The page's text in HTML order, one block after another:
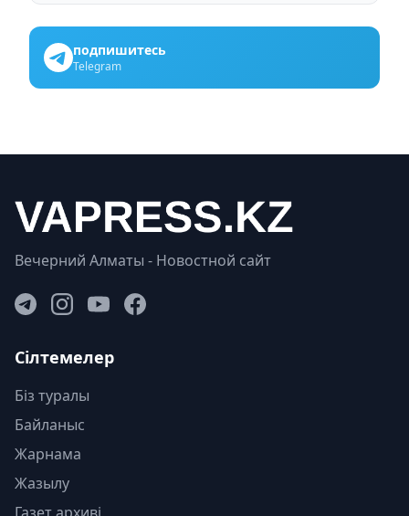
подпишитесь
Telegram
Вечерний Алматы - Новостной сайт
Сілтемелер
Біз туралы
Байланыс
Жарнама
Жазылу